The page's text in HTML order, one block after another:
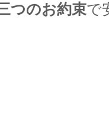
つのお約束で